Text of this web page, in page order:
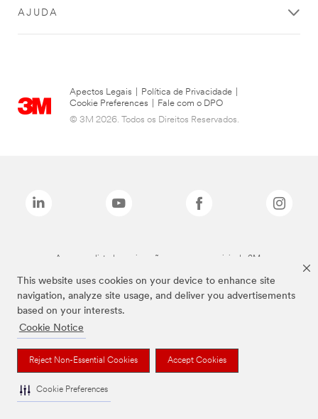
This website uses cookies on your device to enhance site
navigation, analyze site usage, and deliver you advertisements
based on your interests.
Cookie Notice
Reject Non-Essential Cookies Accept Cookies
Cookie Preferences
AJUDA
Apectos Legais Política de Privacidade
Cookie Preferences
Fale com o DPO
© 3M 2026. Todos os Direitos Reservados.
As marcas listadas a cima são marcas comerciais da 3M.